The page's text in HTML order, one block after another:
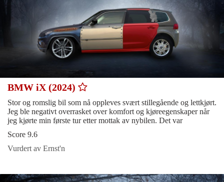
BMW iX (2024)
Stor og romslig bil som nå oppleves svært stillegående og lettkjørt.
Jeg ble negativt overrasket over komfort og kjøreegenskaper når
jeg kjørte min første tur etter mottak av nybilen. Det var
Score 9.6
Vurdert av Ernst'n